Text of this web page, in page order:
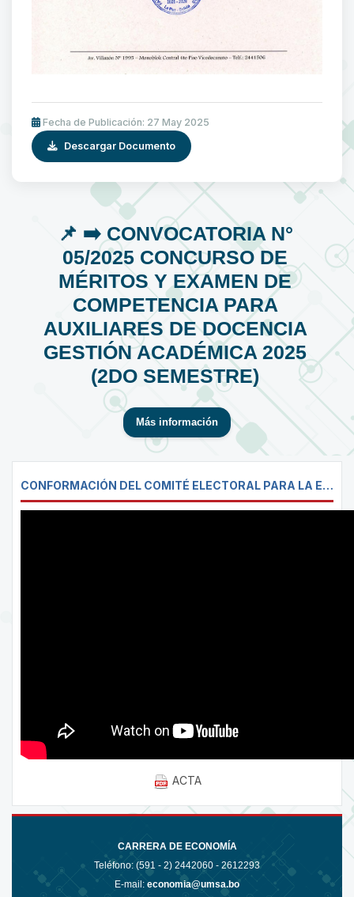
Fecha de Publicación: 27 May 2025
Descargar Documento
📌 ➡️ CONVOCATORIA N°
05/2025 CONCURSO DE
MÉRITOS Y EXAMEN DE
COMPETENCIA PARA
AUXILIARES DE DOCENCIA
GESTIÓN ACADÉMICA 2025
(2DO SEMESTRE)
Más información
CONFORMACIÓN DEL COMITÉ ELECTORAL PARA LA ELECCIÓN DE DIRECTOR(A) DE LAS CARRERAS DE CONTADURÍA PÚBLICA Y ECONOMÍA
ACTA
CARRERA DE ECONOMÍA
Teléfono: (591 - 2) 2442060 - 2612293
E-mail: economia@umsa.bo